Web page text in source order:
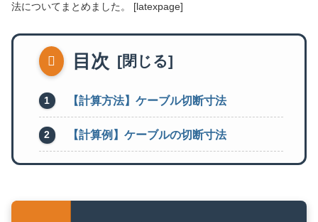
法についてまとめました。 [latexpage]
目次
【計算方法】ケーブル切断寸法
【計算例】ケーブルの切断寸法